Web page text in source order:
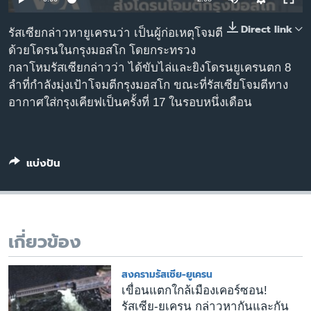
เรียนรู้ภาษาอังกฤษ
พอดคาสต์
ติดตามเรา
Direct link
รัสเซียกล่าวหายูเครนว่า เป็นผู้ก่อเหตุโจมตี
ด้วยโดรนในกรุงมอสโก โดยกระทรวง
กลาโหมรัสเซียกล่าวว่า ได้ขับไล่และยิงโดรนยูเครนตก 8
ลำที่กำลังมุ่งเป้าโจมตีกรุงมอสโก ขณะที่รัสเซียโจมตีทาง
อากาศใส่กรุงเคียฟเป็นครั้งที่ 17 ในรอบหนึ่งเดือน
แบ่งปัน
เกี่ยวข้อง
สงครามรัสเซีย-ยูเครน
เขื่อนแตกใกล้เมืองเคอร์ซอน!
รัสเซีย-ยูเครน กล่าวหากันและกัน